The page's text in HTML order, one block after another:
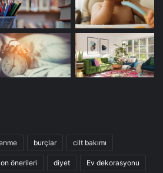
burçlar cilt bakımı
önerileri diyet Ev dekorasyonu